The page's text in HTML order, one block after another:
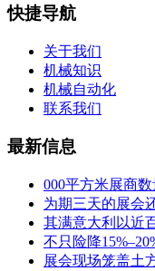
快捷导航
关于我们
机械知识
机械自动化
联系我们
最新信息
000平方米展商
为期三天的展会
其满意大利以近
不只险降
展会现场笼盖土